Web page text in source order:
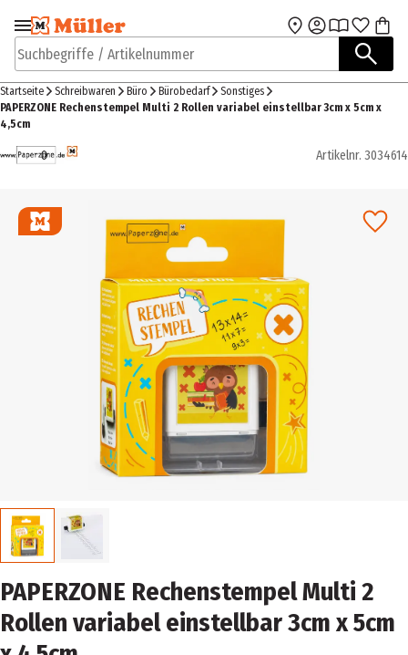
Zur Navigation
springen
Zum Hauptinhalt
Suchbegriffe / Artikelnummer
Startseite Schreibwaren Büro Bürobedarf
Sonstiges
PAPERZONE Rechenstempel Multi 2 Rollen variabel einstellbar 3cm x 5cm x
4,5cm
Artikelnr. 3034614
PAPERZONE Rechenstempel Multi 2
Rollen variabel einstellbar 3cm x 5cm